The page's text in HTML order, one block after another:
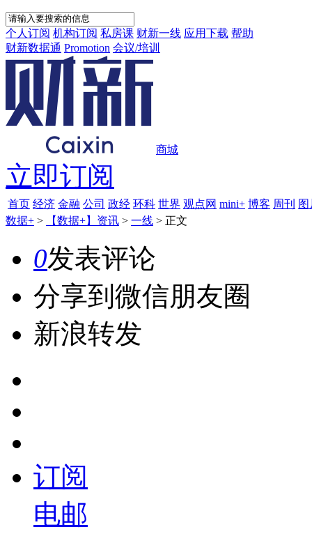
个人订阅 机构订阅 私房课 财新一线 应用下载 帮助
财新数据通 Promotion 会议/培训
商城
立即订阅
首页 经济 金融 公司 政经 环科 世界 观点网 mini+ 博客 周刊 图
数据+ > 【数据+】资讯 > 一线 > 正文
0发表评论
分享到微信朋友圈
新浪转发
订阅
电邮